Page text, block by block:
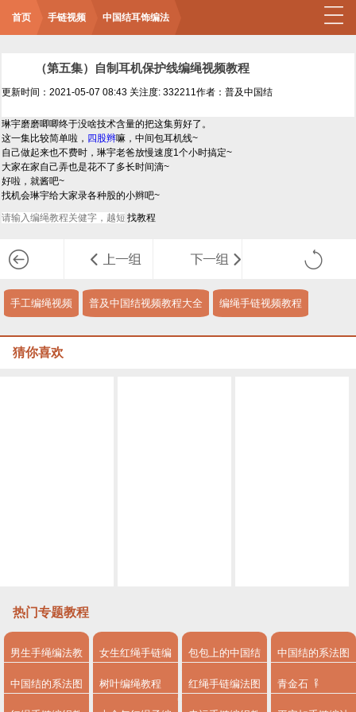
首页 手链视频 中国结耳饰编法
（第五集）自制耳机保护线编绳视频教程
更新时间：2021-05-07 08:43 关注度: 332211作者：普及中国结
琳宇磨磨唧唧终于没啥技术含量的把这集剪好了。
这一集比较简单啦， 四股辫嘛，中间包耳机线~
自己做起来也不费时，琳宇老爸放慢速度1个小时搞定~
大家在家自己弄也是花不了多长时间滴~
好啦，就酱吧~
找机会琳宇给大家录各种股的小辫吧~
手工编绳视频 普及中国结视频教程大全 编绳手链视频教程
猜你喜欢
热门专题教程
男生手绳编法教
程
女生红绳手链编
法
包包上的中国结
系法图解
中国结的系法图
解
中国结的系法图 树叶编绳教程 红绳手链编法图 青金石